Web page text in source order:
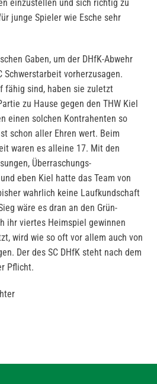
einzustellen und sich richtig zu
junge Spieler wie Esche sehr
Gaben, um der DHfK-Abwehr
Schwerstarbeit vorherzusagen.
fähig sind, haben sie zuletzt
zu Hause gegen den THW Kiel
einen solchen Kontrahenten so
schon aller Ehren wert. Beim
waren es alleine 17. Mit den
Überraschungs-
eben Kiel hatte das Team von
wahrlich keine Laufkundschaft
wäre es dran an den Grün-
ihr viertes Heimspiel gewinnen
wird wie so oft vor allem auch von
Der des SC DHfK steht nach dem
Pflicht.